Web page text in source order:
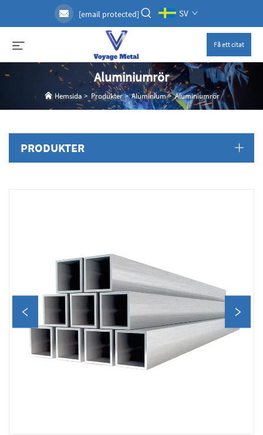
[email protected] SV
Få ett citat
Aluminiumrör
Hemsida> Produkter>Aluminium>Aluminiumrör
PRODUKTER